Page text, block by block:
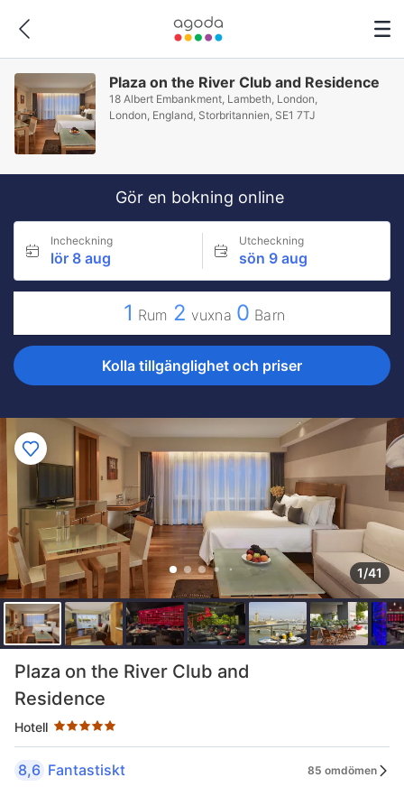
Plaza on the River Club and Residence
18 Albert Embankment, Lambeth, London,
London, England, Storbritannien, SE1 7TJ
Gör en bokning online
Incheckning
lör 8 aug
Utcheckning
sön 9 aug
1 Rum 2 vuxna 0 Barn
Kolla tillgänglighet och priser
1/41
Plaza on the River Club and
Residence
Hotell
Stjärnklassificering: 5 stjärnor
8,6 Fantastiskt 85 omdömen